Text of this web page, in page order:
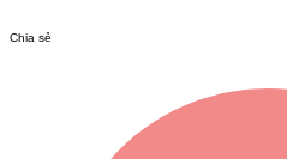
Chia sẻ